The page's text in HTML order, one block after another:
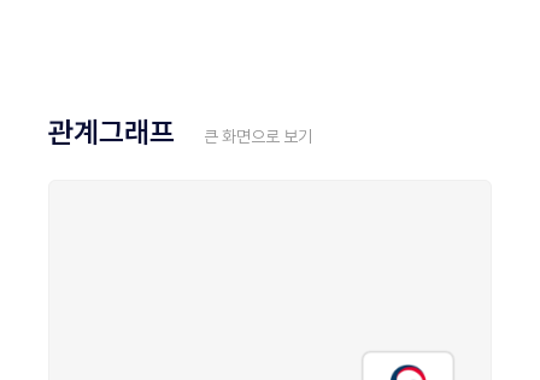
관계그래프 큰 화면으로 보기